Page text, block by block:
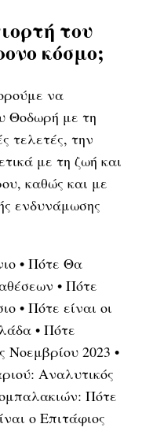
του
κόσμο;
να
Θοδωρή με τη
τελετές, την
με τη ζωή και
καθώς και με
ενδυνάμωσης
• Πότε Θα
• Πότε
• Πότε είναι οι
• Πότε
Νοεμβρίου 2023 •
Αναλυτικός
Πότε
ο Επιτάφιος